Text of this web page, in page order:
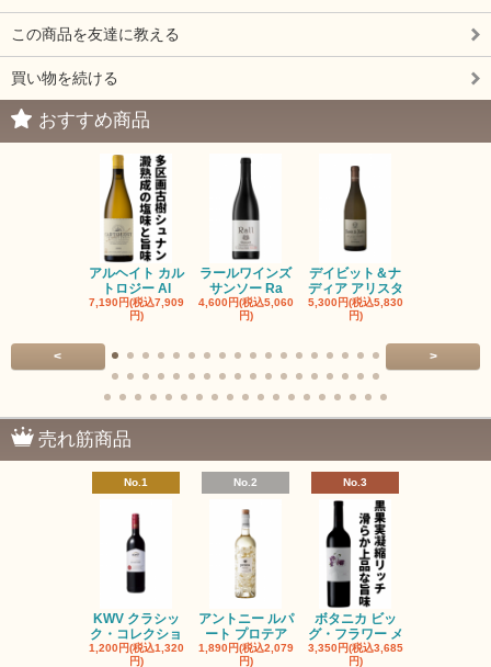
この商品を友達に教える
買い物を続ける
おすすめ商品
アルヘイト カル
トロジー Al
7,190円(税込7,909
円)
ラールワインズ
サンソー Ra
4,600円(税込5,060
円)
デイビット＆ナ
ディア アリスタ
5,300円(税込5,830
円)
< >
売れ筋商品
No.1
KWV クラシッ
ク・コレクショ
1,200円(税込1,320
円)
No.2
アントニー ルパ
ート プロテア
1,890円(税込2,079
円)
No.3
ボタニカ ビッ
グ・フラワー メ
3,350円(税込3,685
円)